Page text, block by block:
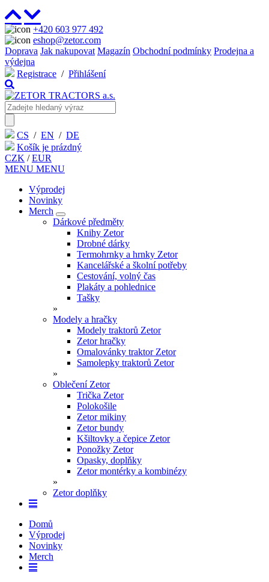
+420 603 977 492
eshop@zetor.com
Doprava Jak nakupovat Magazín Obchodní podmínky Prodejna a
výdejna
Registrace / Přihlášení
CS / EN / DE
Košík je prázdný
CZK /EUR
MENU MENU
Výprodej
Novinky
Merch
Dárkové předměty
Knihy Zetor
Drobné dárky
Termohrnky a hrnky Zetor
Kancelářské a školní potřeby
Cestování, volný čas
Plakáty a pohlednice
Tašky
»
Modely a hračky
Modely traktorů Zetor
Zetor hračky
Omalovánky traktor Zetor
Samolepky traktorů Zetor
»
Oblečení Zetor
Trička Zetor
Polokošile
Zetor mikiny
Zetor bundy
Kšiltovky a čepice Zetor
Ponožky Zetor
Opasky, doplňky
Zetor montérky a kombinézy
»
Zetor doplňky
Domů
Výprodej
Novinky
Merch